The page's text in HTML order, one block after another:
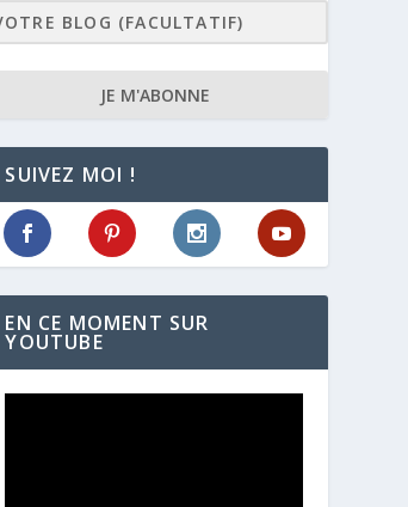
JE M'ABONNE
SUIVEZ MOI !
EN CE MOMENT SUR
YOUTUBE